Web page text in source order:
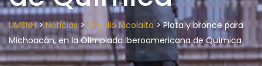
UMSNH>Noticias> Orgullo Nicolaita >Plata y bronce para
Michoacán, en la Olimpiada Iberoamericana de Química